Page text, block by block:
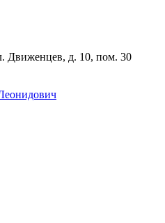
Движенцев, д. 10, пом. 30